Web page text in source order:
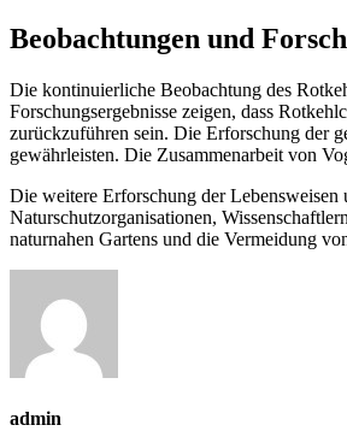
Beobachtungen und
Die kontinuierliche Beobachtung des
Forschungsergebnisse zeigen, dass
zurückzuführen sein. Die Erforschung der
gewährleisten. Die Zusammenarbeit von
Die weitere Erforschung der Lebensweisen
Naturschutzorganisationen,
naturnahen Gartens und die Vermeidung
admin